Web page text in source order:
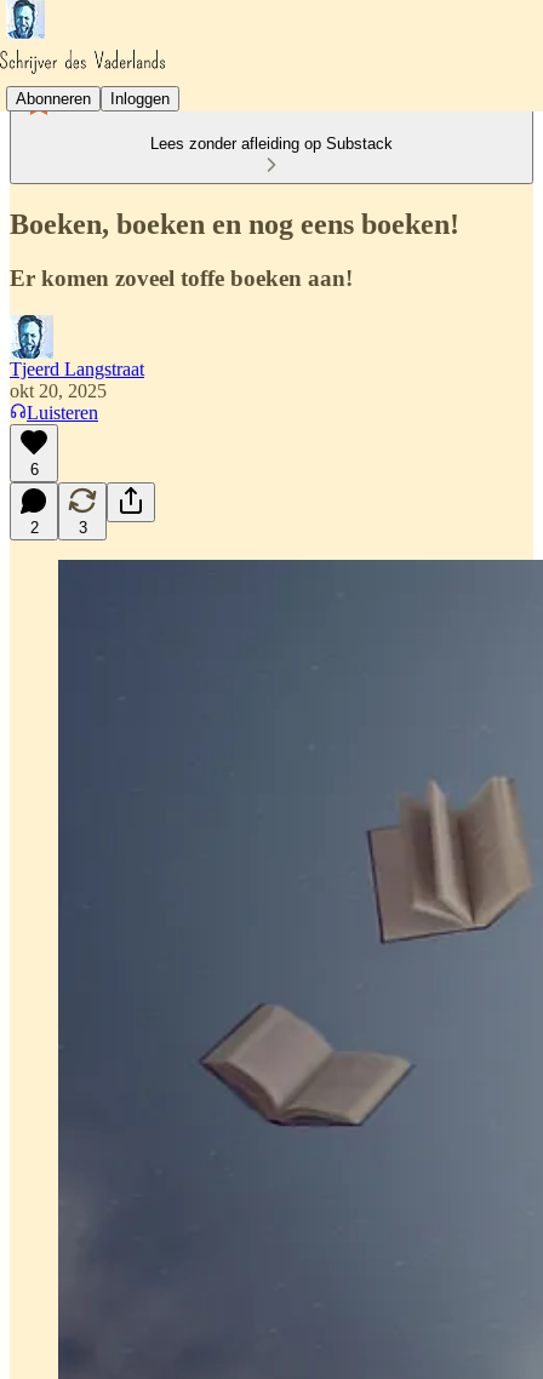
Abonneren Inloggen
Lees zonder afleiding op Substack
Boeken, boeken en nog eens boeken!
Er komen zoveel toffe boeken aan!
Tjeerd Langstraat
okt 20, 2025
Luisteren
6
2 3